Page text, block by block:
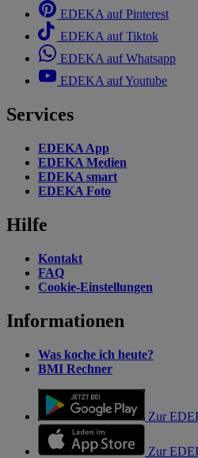
EDEKA auf Pinterest
EDEKA auf Tiktok
EDEKA auf Whatsapp
EDEKA auf Youtube
Services
EDEKA App
EDEKA Medien
EDEKA smart
EDEKA Foto
Hilfe
Kontakt
FAQ
Cookie-Einstellungen
Informationen
Was koche ich heute?
BMI Rechner
Zur
Zur